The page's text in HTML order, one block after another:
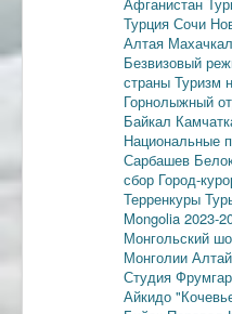
Турция Сочи
Алтая
Безвизовый
страны Туризм
Горнолыжный
Байкал
Национальные
Сарбашев
сбор Город-
Терренкуры
Mongolia 2023-
Монгольский
Монголии
Студия
Айкидо